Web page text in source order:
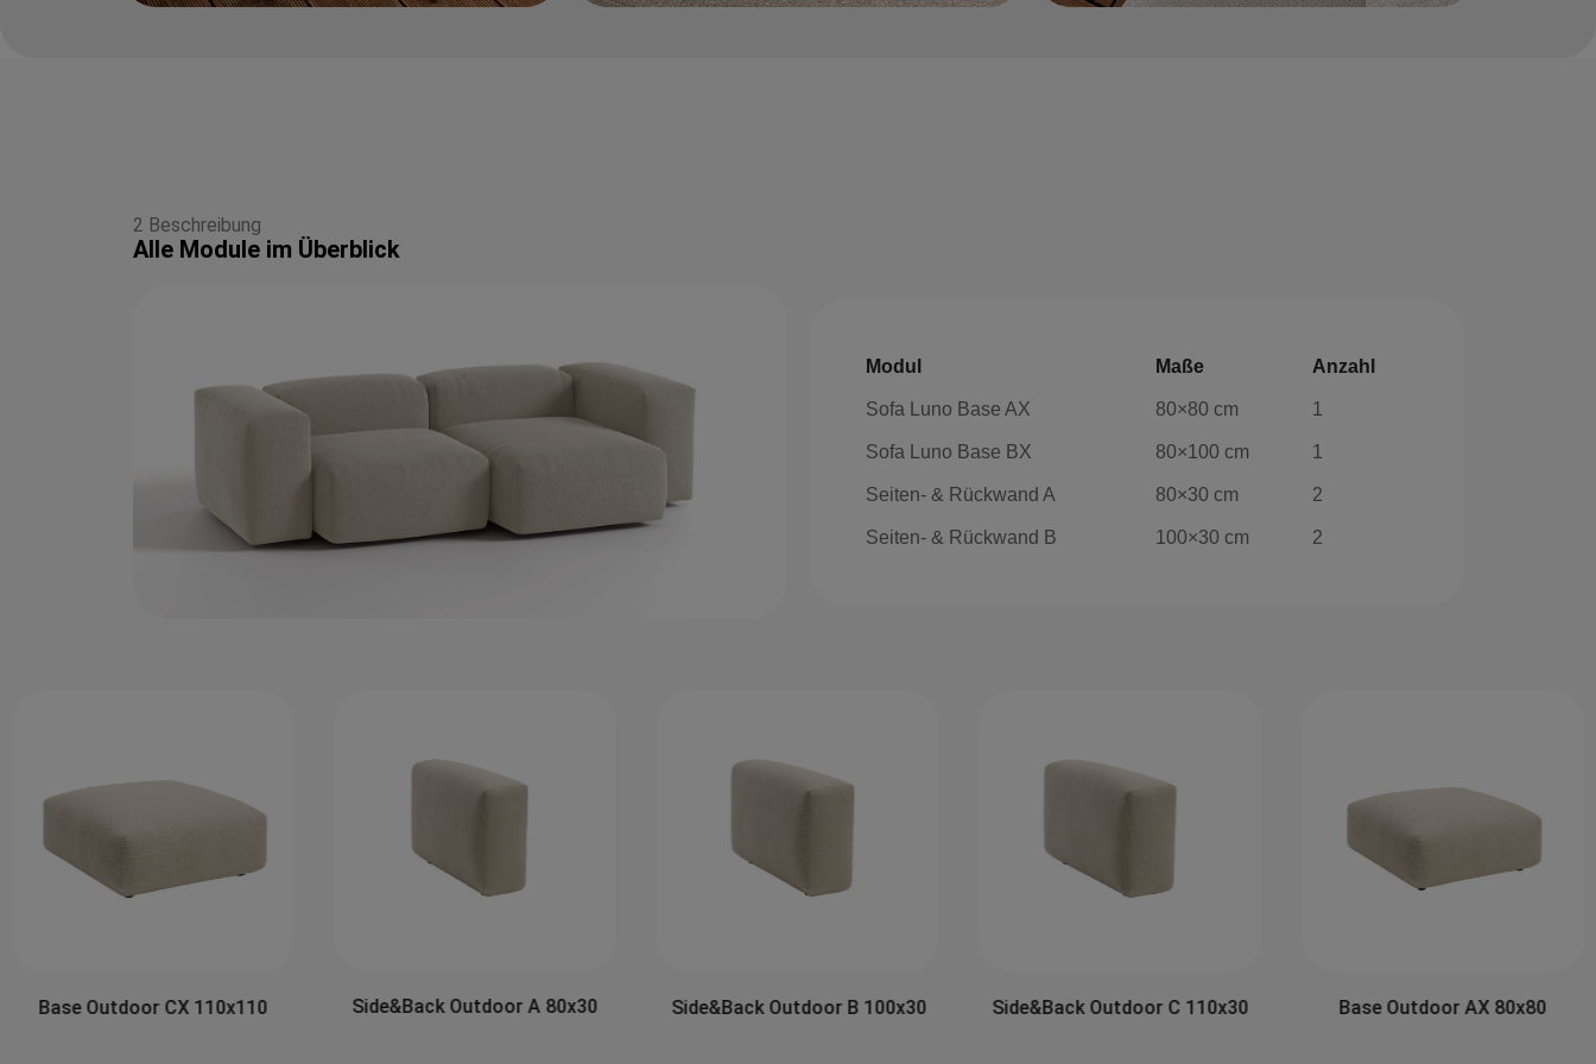
2 Beschreibung
Alle Module im Überblick
Modul Maße Anzahl
Sofa Luno Base AX 80×80 cm 1
Sofa Luno Base BX 80×100 cm 1
Seiten- & Rückwand A 80×30 cm 2
Seiten- & Rückwand B 100×30 cm 2
Base Outdoor CX 110x110 Side&Back Outdoor A 80x30 Side&Back Outdoor B 100x30 Side&Back Outdoor C 110x30 Base Outdoor AX 80x80